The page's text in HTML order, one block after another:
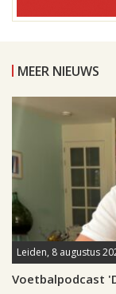
MEER NIEUWS
Leiden, 8 augustus
Voetbalpodcast